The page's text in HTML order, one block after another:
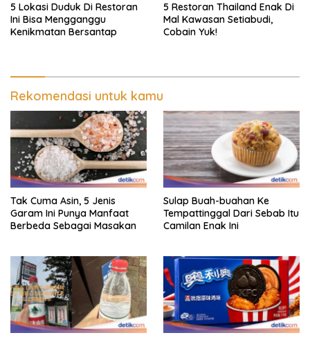
5 Lokasi Duduk Di Restoran
Ini Bisa Mengganggu
Kenikmatan Bersantap
5 Restoran Thailand Enak Di
Mal Kawasan Setiabudi,
Cobain Yuk!
Rekomendasi untuk kamu
Tak Cuma Asin, 5 Jenis
Garam Ini Punya Manfaat
Berbeda Sebagai Masakan
Sulap Buah-buahan Ke
Tempattinggal Dari Sebab Itu
Camilan Enak Ini